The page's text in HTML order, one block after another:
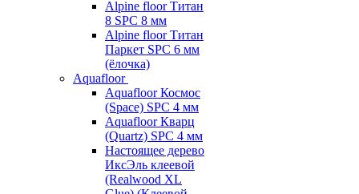
Alpine floor Титан
8 SPC 8 мм
Alpine floor Титан
Паркет SPC 6 мм
(ёлочка)
Aquafloor
Aquafloor Космос
(Space) SPC 4 мм
Aquafloor Кварц
(Quartz) SPC 4 мм
Настоящее дерево
ИксЭль клеевой
(Realwood XL